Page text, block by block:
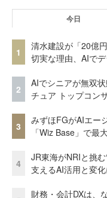
今日
1
清水建設が「20億
切実な理由、AIで
2
AIでシニアが無双
チュア トップコン
3
みずほFGがAIエー
「Wiz Base」で最
4
JR東海がNRIと挑
支えるAI活用と変
財務・会計DXは、